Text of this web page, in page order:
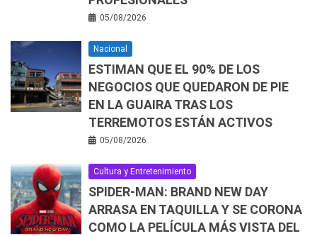
05/08/2026
Nacional
ESTIMAN QUE EL 90% DE LOS
NEGOCIOS QUE QUEDARON DE PIE
EN LA GUAIRA TRAS LOS
TERREMOTOS ESTÁN ACTIVOS
05/08/2026
Cultura y Entretenimiento
SPIDER-MAN: BRAND NEW DAY
ARRASA EN TAQUILLA Y SE CORONA
COMO LA PELÍCULA MÁS VISTA DEL